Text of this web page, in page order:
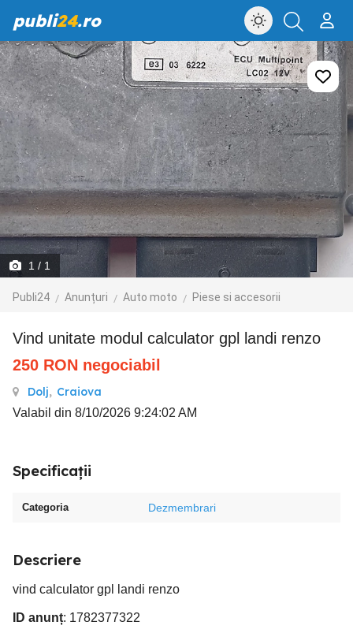
publi24.ro
1 / 1
Publi24 Anunțuri Auto moto Piese si accesorii
vind unitate modul calculator gpl landi renzo
250 RON negociabil
Dolj, Craiova
Valabil din 8/10/2026 9:24:02 AM
Specificații
Categoria Dezmembrari
Descriere
vind calculator gpl landi renzo
ID anunț: 1782377322